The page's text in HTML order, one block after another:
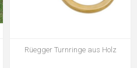
Rüegger Turnringe aus Holz